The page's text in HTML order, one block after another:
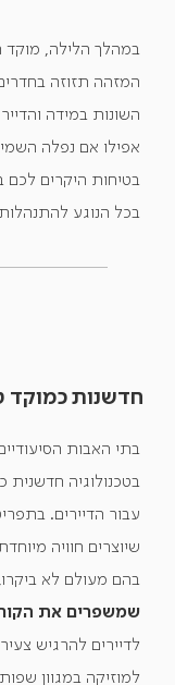
חדשנות כמוקד
בתי האבות
בטכנולוגיה
עבור הדיירים.
שיוצרים חוויה
בהם מעולם לא
שמשפרים את
לדיירים להרגיש
למוזיקה במגוון
במהלך הלילה, מוקד
המזהה תזוזה
השונות במידה
אפילו אם נפלה
בטיחות היקרים לכם
בכל הנוגע